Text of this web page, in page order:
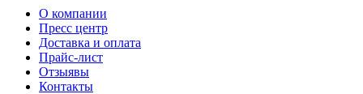
О компании
Пресс центр
Доставка и оплата
Прайс-лист
Отзыявы
Контакты